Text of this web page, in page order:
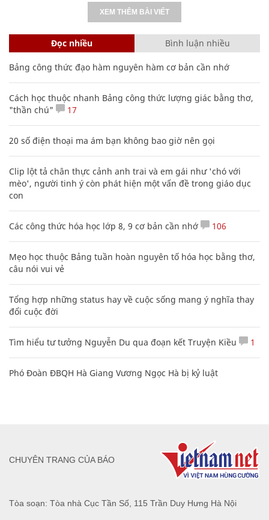
XEM THÊM BÀI VIẾT
Đọc nhiều Bình luận nhiều
Bảng công thức đạo hàm nguyên hàm cơ bản cần nhớ
Cách học thuộc nhanh Bảng công thức lượng giác bằng thơ,
"thần chú"
17
20 số điện thoại ma ám bạn không bao giờ nên gọi
Clip lột tả chân thực cảnh anh trai và em gái như 'chó với
mèo', người tinh ý còn phát hiện một vấn đề trong giáo dục
con
Các công thức hóa học lớp 8, 9 cơ bản cần nhớ 106
Mẹo học thuộc Bảng tuần hoàn nguyên tố hóa học bằng thơ,
câu nói vui vẻ
Tổng hợp những status hay về cuộc sống mang ý nghĩa thay
đổi cuộc đời
Tìm hiểu tư tưởng Nguyễn Du qua đoạn kết Truyện Kiều 1
Phó Đoàn ĐBQH Hà Giang Vương Ngọc Hà bị kỷ luật
Tòa soạn: Tòa nhà Cục Tần Số, 115 Trần Duy Hưng Hà Nội
CHUYÊN TRANG CỦA BÁO